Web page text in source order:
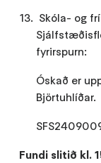
Skóla- og
fyrirspurn:
Óskað er
Björtuhlíðar.
Fundi slitið kl.